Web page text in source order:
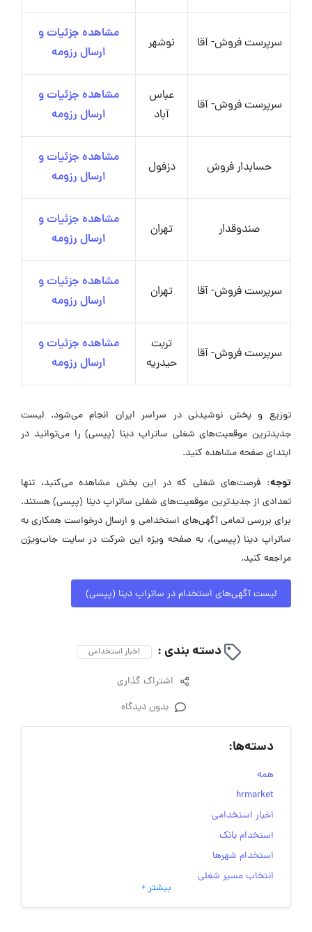
سرپرست فروش- آقا نوشهر
مشاهده جزئیات و
ارسال رزومه
سرپرست فروش- آقا
عباس
آباد
مشاهده جزئیات و
ارسال رزومه
حسابدار فروش دزفول
مشاهده جزئیات و
ارسال رزومه
صندوقدار تهران
مشاهده جزئیات و
ارسال رزومه
سرپرست فروش- آقا تهران
مشاهده جزئیات و
ارسال رزومه
سرپرست فروش- آقا
تربت
حیدریه
مشاهده جزئیات و
ارسال رزومه
توزیع و پخش نوشیدنی در سراسر ایران انجام می‌شود. لیست
جدیدترین موقعیت‌های شغلی ساتراپ دینا (پپسی) را می‌توانید در
ابتدای صفحه مشاهده کنید.
توجه: فرصت‌های شغلی که در این بخش مشاهده می‌کنید، تنها
تعدادی از جدیدترین موقعیت‌های شغلی ساتراپ دینا (پپسی) هستند.
برای بررسی تمامی آگهی‌های استخدامی و ارسال درخواست همکاری به
ساتراپ دینا (پپسی)، به صفحه ویژه این شرکت در سایت جاب‌ویژن
مراجعه کنید.
لیست آگهی‌های استخدام در ساتراپ دینا (پپسی)
دسته بندی : اخبار استخدامی
اشتراک گذاری
بدون دیدگاه
دسته‌ها:
همه
hrmarket
اخبار استخدامی
استخدام بانک
استخدام شهرها
انتخاب مسیر شغلی
به‌روزرسانی‌های سایت (کارجویی)
بیشتر +